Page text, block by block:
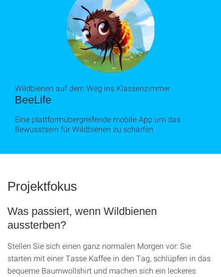
BeeLife
Wildbienen auf dem Weg ins Klassenzimmer
Eine plattformübergreifende mobile App um das
Bewusstsein für Wildbienen zu schärfen
Projektfokus
Was passiert, wenn Wildbienen
aussterben?
Stellen Sie sich einen ganz normalen Morgen vor: Sie
starten mit einer Tasse Kaffee in den Tag, schlüpfen in das
bequeme Baumwollshirt und machen sich ein leckeres